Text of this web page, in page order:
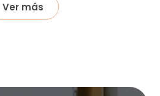
Ver más